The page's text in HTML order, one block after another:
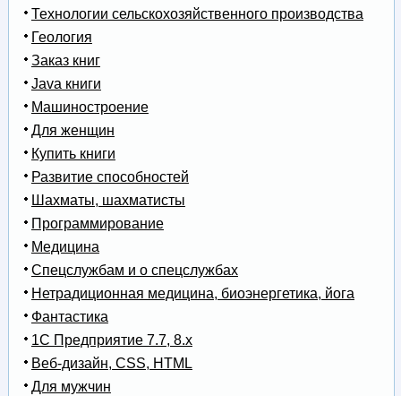
Технологии сельскохозяйственного производства
Геология
Заказ книг
Java книги
Машиностроение
Для женщин
Купить книги
Развитие способностей
Шахматы, шахматисты
Программирование
Медицина
Спецслужбам и о спецслужбах
Нетрадиционная медицина, биоэнергетика, йога
Фантастика
1С Предприятие 7.7, 8.x
Веб-дизайн, CSS, HTML
Для мужчин